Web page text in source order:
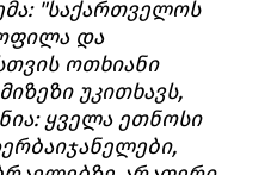
"საქართველოს
და
ოთხიანი
უკითხავს,
ყველა ეთნოსი